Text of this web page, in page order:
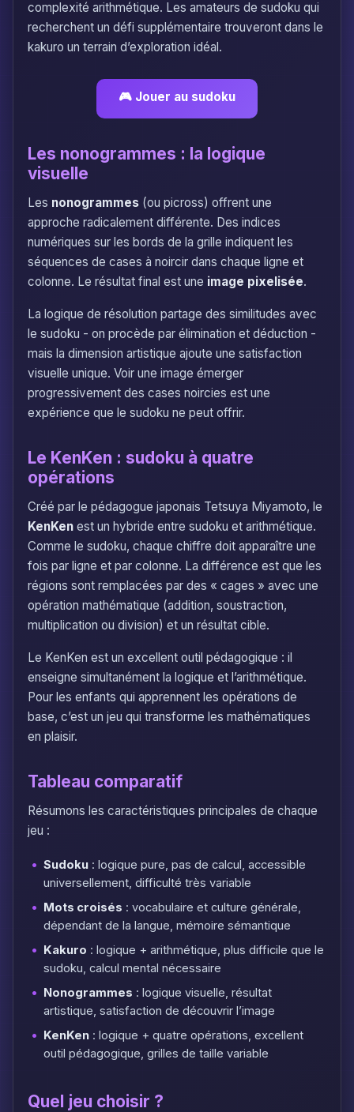
complexité arithmétique. Les amateurs de sudoku qui
recherchent un défi supplémentaire trouveront dans le
kakuro un terrain d’exploration idéal.
🎮 Jouer au sudoku
Les nonogrammes : la logique
visuelle
Les nonogrammes (ou picross) offrent une
approche radicalement différente. Des indices
numériques sur les bords de la grille indiquent les
séquences de cases à noircir dans chaque ligne et
colonne. Le résultat final est une image pixelisée.
La logique de résolution partage des similitudes avec
le sudoku - on procède par élimination et déduction -
mais la dimension artistique ajoute une satisfaction
visuelle unique. Voir une image émerger
progressivement des cases noircies est une
expérience que le sudoku ne peut offrir.
Le KenKen : sudoku à quatre
opérations
Créé par le pédagogue japonais Tetsuya Miyamoto, le
KenKen est un hybride entre sudoku et arithmétique.
Comme le sudoku, chaque chiffre doit apparaître une
fois par ligne et par colonne. La différence est que les
régions sont remplacées par des « cages » avec une
opération mathématique (addition, soustraction,
multiplication ou division) et un résultat cible.
Le KenKen est un excellent outil pédagogique : il
enseigne simultanément la logique et l’arithmétique.
Pour les enfants qui apprennent les opérations de
base, c’est un jeu qui transforme les mathématiques
en plaisir.
Tableau comparatif
Résumons les caractéristiques principales de chaque
jeu :
Sudoku : logique pure, pas de calcul, accessible
universellement, difficulté très variable
Mots croisés : vocabulaire et culture générale,
dépendant de la langue, mémoire sémantique
Kakuro : logique + arithmétique, plus difficile que le
sudoku, calcul mental nécessaire
Nonogrammes : logique visuelle, résultat
artistique, satisfaction de découvrir l’image
KenKen : logique + quatre opérations, excellent
outil pédagogique, grilles de taille variable
Quel jeu choisir ?